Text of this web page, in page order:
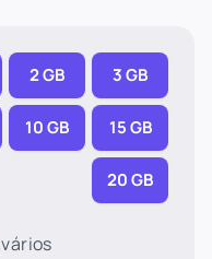
2 GB 3 GB
10 GB 15 GB
20 GB